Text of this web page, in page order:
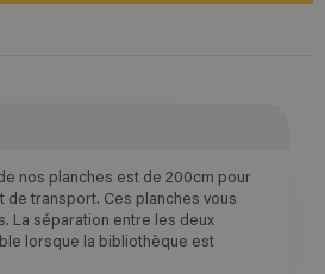
nos planches est de 200cm pour
de transport. Ces planches vous
La séparation entre les deux
lorsque la bibliothèque est